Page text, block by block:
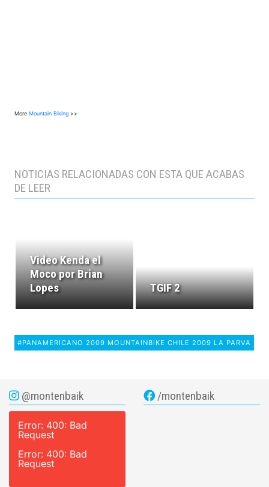
More Mountain Biking >>
NOTICIAS RELACIONADAS CON ESTA QUE ACABAS
DE LEER
Video Kenda el
Moco por Brian
Lopes
TGIF 2
#PANAMERICANO 2009 MOUNTAINBIKE CHILE 2009 LA PARVA
@montenbaik
Error: 400: Bad
Request
Error: 400: Bad
Request
/montenbaik